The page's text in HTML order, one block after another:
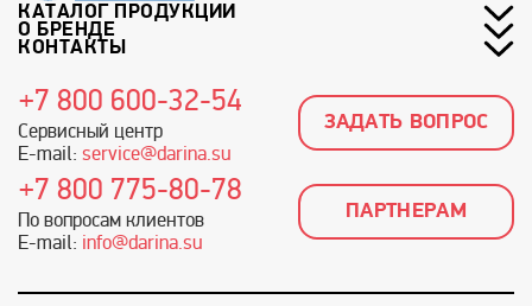
КАТАЛОГ ПРОДУКЦИИ
О БРЕНДЕ
КОНТАКТЫ
+7 800 600-32-54
Сервисный центр
E-mail: service@darina.su
ЗАДАТЬ ВОПРОС
+7 800 775-80-78
По вопросам клиентов
E-mail: info@darina.su
ПАРТНЕРАМ